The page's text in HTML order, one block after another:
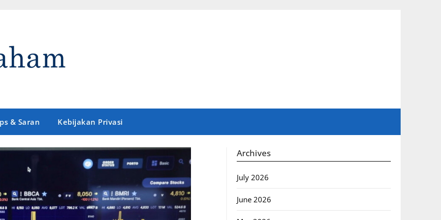
& Saran Kebijakan Privasi
Archives
July 2026
June 2026